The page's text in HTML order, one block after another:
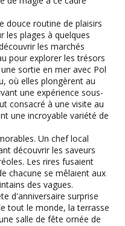
douce routine de plaisirs
les plages à quelques
les marchés
pour explorer les trésors
sortie en mer avec Pol
où elles plongèrent au
une expérience sous-
consacré à une visite au
une incroyable variété de
Un chef local
découvrir les saveurs
Les rires fusaient
chacune se mêlaient aux
des vagues.
d'anniversaire surprise
tout le monde, la terrasse
salle de fête ornée de